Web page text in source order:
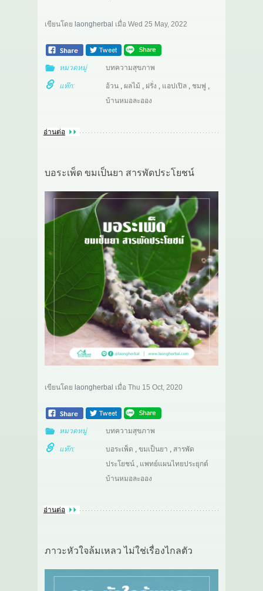
เขียนโดย laongherbal เมื่อ Wed 25 May, 2022
หมวดหมู่ บทความสุขภาพ
แท๊ก: อ้วน, ผลไม้, ฝรั่ง แอปเปิล, ชมพู่
บ้านหมอละออง
อ่านต่อ
บอระเพ็ด ขมเป็นยา สารพัดประโยชน์
เขียนโดย laongherbal เมื่อ Thu 15 Oct, 2020
หมวดหมู่ บทความสุขภาพ
แท๊ก: บอระเพ็ด , ขมเป็นยา , สารพัด
ประโยชน์, แพทย์แผนไทยประยุกต์
บ้านหมอละออง
อ่านต่อ
ภาวะหัวใจล้มเหลว ไม่ใช่เรื่องไกลตัว